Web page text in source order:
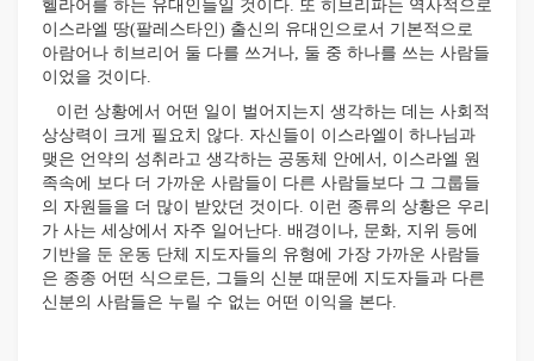
헬라어를 하는 유대인들일 것이다. 또 히브리파는 역사적으로
이스라엘 땅(팔레스타인) 출신의 유대인으로서 기본적으로
아람어나 히브리어 둘 다를 쓰거나, 둘 중 하나를 쓰는 사람들
이었을 것이다.
이런 상황에서 어떤 일이 벌어지는지 생각하는 데는 사회적
상상력이 크게 필요치 않다. 자신들이 이스라엘이 하나님과
맺은 언약의 성취라고 생각하는 공동체 안에서, 이스라엘 원
족속에 보다 더 가까운 사람들이 다른 사람들보다 그 그룹들
의 자원들을 더 많이 받았던 것이다. 이런 종류의 상황은 우리
가 사는 세상에서 자주 일어난다. 배경이나, 문화, 지위 등에
기반을 둔 운동 단체 지도자들의 유형에 가장 가까운 사람들
은 종종 어떤 식으로든, 그들의 신분 때문에 지도자들과 다른
신분의 사람들은 누릴 수 없는 어떤 이익을 본다.